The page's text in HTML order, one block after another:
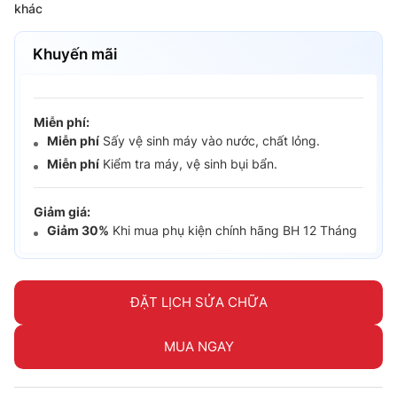
khác
Khuyến mãi
Miễn phí:
Miễn phí Sấy vệ sinh máy vào nước, chất lỏng.
Miễn phí Kiểm tra máy, vệ sinh bụi bẩn.
Giảm giá:
Giảm 30% Khi mua phụ kiện chính hãng BH 12 Tháng
ĐẶT LỊCH SỬA CHỮA
MUA NGAY